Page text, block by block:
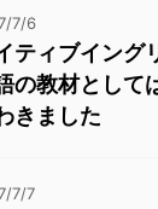
7/6
ティブイング
の教材として
きました
7/7